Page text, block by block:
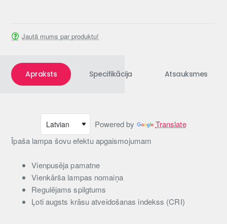
Jautā mums par produktu!
Apraksts Specifikācija Atsauksmes
Powered by
Translate
Īpaša lampa šovu efektu apgaismojumam
Vienpusēja pamatne
Vienkārša lampas nomaiņa
Regulējams spilgtums
Ļoti augsts krāsu atveidošanas indekss (CRI)